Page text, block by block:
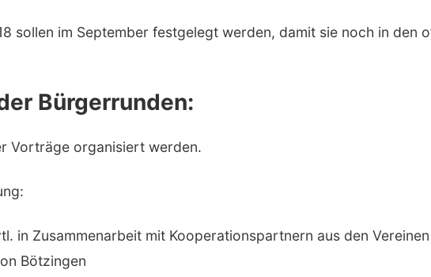
sollen im September festgelegt werden, damit sie noch in den
Bürgerrunden:
Vorträge organisiert werden.
in Zusammenarbeit mit Kooperationspartnern aus den
Bötzingen